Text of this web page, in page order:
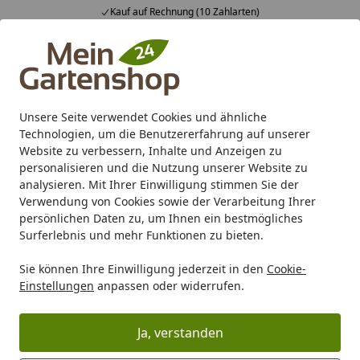
Unsere Seite verwendet Cookies und ähnliche
Technologien, um die Benutzererfahrung auf unserer
Website zu verbessern, Inhalte und Anzeigen zu
personalisieren und die Nutzung unserer Website zu
analysieren. Mit Ihrer Einwilligung stimmen Sie der
Verwendung von Cookies sowie der Verarbeitung Ihrer
persönlichen Daten zu, um Ihnen ein bestmögliches
Surferlebnis und mehr Funktionen zu bieten.
Sie können Ihre Einwilligung jederzeit in den Cookie-
Einstellungen anpassen oder widerrufen.
Ja, verstanden
Kauf auf Rechnung (10 Zahlarten)
Alle Produkte
Mein Konto
Suchen
Karibu Pools inkl. gratis Sandfilteranlage & Pool-
Starterset (Gesamtwert bis 468,99€)
Startseite
Grill Grill Marken Dick Dick Serien Dick Pink Spirit
cm